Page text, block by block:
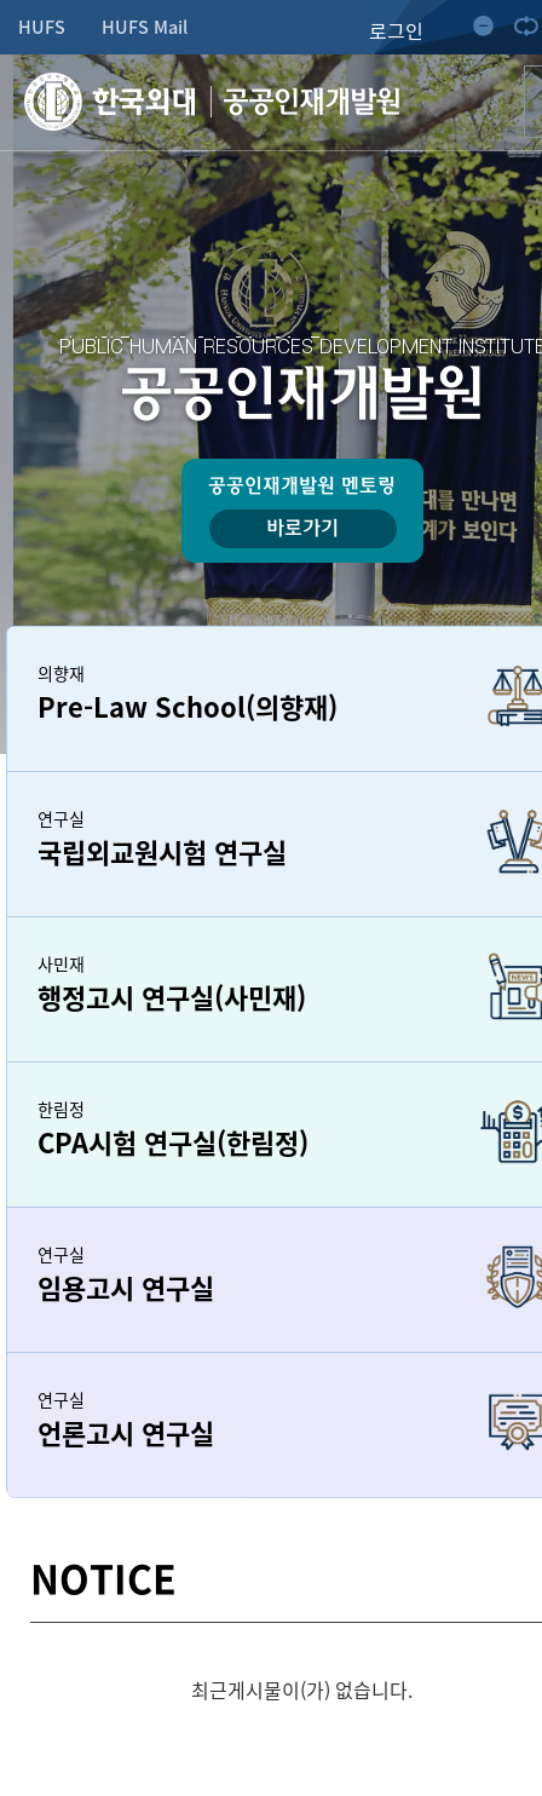
HUFS HUFS Mail 로그인
공공인재개발원
PUBLIC HUMAN RESOURCESDEVELOPMENT
공공인재개발원
공공인재개발원멘토링
바로가기
의향재
Pre-Law School(의향재)
연구실
국립외교원시험 연구실
사민재
행정고시 연구실(사민재)
한림정
CPA시험 연구실(한림정)
연구실
임용고시 연구실
연구실
언론고시 연구실
NOTICE
최근게시물이(가) 없습니다.